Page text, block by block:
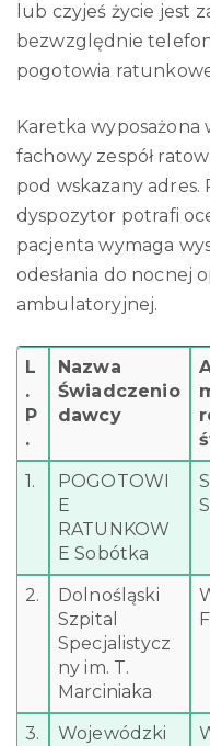
lub czyjeś życie jest
bezwzględnie
pogotowia
Karetka wyposażona
fachowy zespół
pod wskazany adres.
dyspozytor potrafi
pacjenta wymaga
odesłania do nocnej
ambulatoryjnej.
L
.
P
.
Nazwa
Świadczenio
dawcy
1.
POGOTOWI
E
RATUNKOW
E Sobótka
2.
Dolnośląski
Szpital
Specjalistycz
ny im. T.
Marciniaka
3.
Wojewódzki